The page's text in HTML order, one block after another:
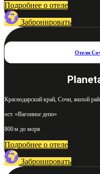
Подробнее о отеле
Забронировать
Отели
Краснодарский край, Сочи, жилой
ост. «Вагонное депо»
800 м до моря
Подробнее о отеле
Забронировать